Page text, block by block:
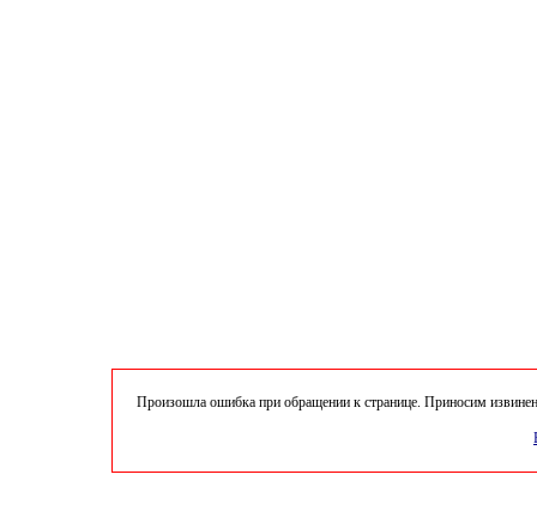
Произошла ошибка при обращении к странице. Приносим